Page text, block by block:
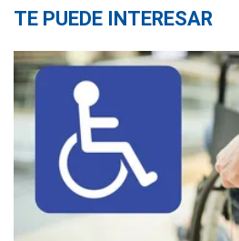
TE PUEDE INTERESAR